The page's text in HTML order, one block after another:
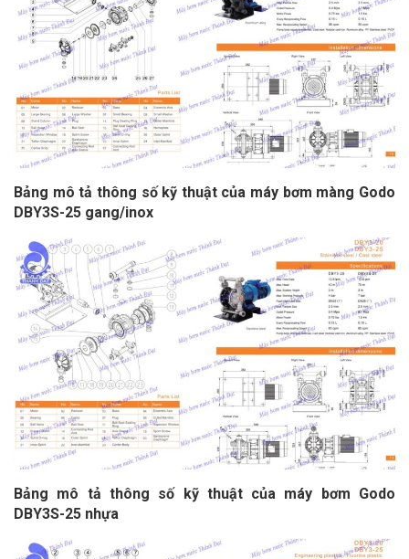
Bảng mô tả thông số kỹ thuật của máy bơm màng Godo
DBY3S-25 gang/inox
Bảng mô tả thông số kỹ thuật của máy bơm Godo
DBY3S-25 nhựa